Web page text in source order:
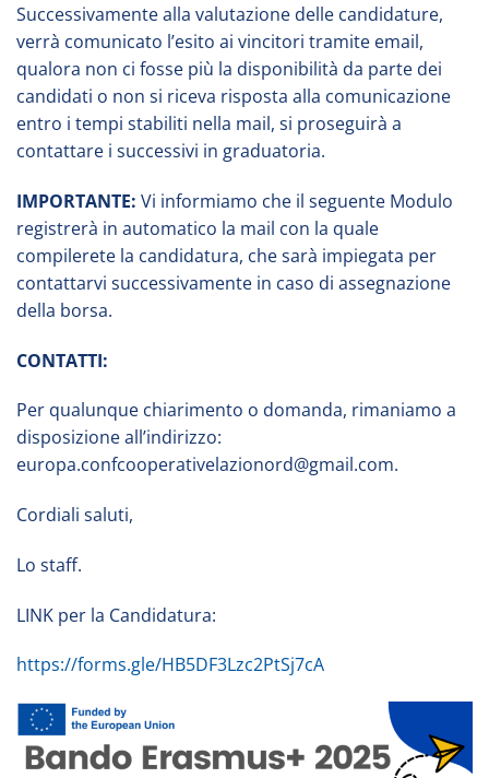
Successivamente alla valutazione delle candidature,
verrà comunicato l’esito ai vincitori tramite email,
qualora non ci fosse più la disponibilità da parte dei
candidati o non si riceva risposta alla comunicazione
entro i tempi stabiliti nella mail, si proseguirà a
contattare i successivi in graduatoria.
IMPORTANTE: Vi informiamo che il seguente Modulo
registrerà in automatico la mail con la quale
compilerete la candidatura, che sarà impiegata per
contattarvi successivamente in caso di assegnazione
della borsa.
CONTATTI:
Per qualunque chiarimento o domanda, rimaniamo a
disposizione all’indirizzo:
europa.confcooperativelazionord@gmail.com.
Cordiali saluti,
Lo staff.
LINK per la Candidatura:
https://forms.gle/HB5DF3Lzc2PtSj7cA